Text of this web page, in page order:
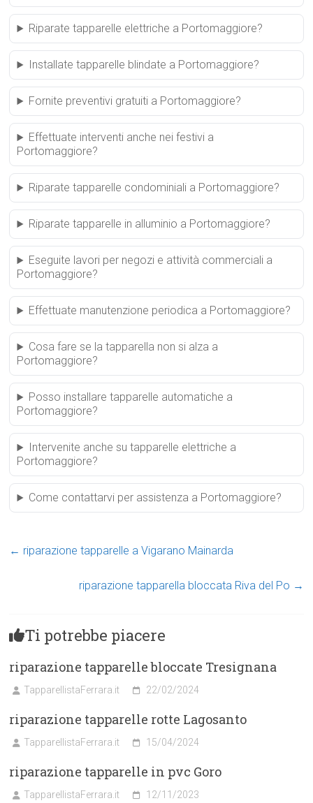
Riparate tapparelle elettriche a Portomaggiore?
Installate tapparelle blindate a Portomaggiore?
Fornite preventivi gratuiti a Portomaggiore?
Effettuate interventi anche nei festivi a
Portomaggiore?
Riparate tapparelle condominiali a Portomaggiore?
Riparate tapparelle in alluminio a Portomaggiore?
Eseguite lavori per negozi e attività commerciali a
Portomaggiore?
Effettuate manutenzione periodica a Portomaggiore?
Cosa fare se la tapparella non si alza a
Portomaggiore?
Posso installare tapparelle automatiche a
Portomaggiore?
Intervenite anche su tapparelle elettriche a
Portomaggiore?
Come contattarvi per assistenza a Portomaggiore?
← riparazione tapparelle a Vigarano Mainarda
riparazione tapparella bloccata Riva del Po →
Ti potrebbe piacere
riparazione tapparelle bloccate Tresignana
TapparellistaFerrara.it 22/02/2024
riparazione tapparelle rotte Lagosanto
TapparellistaFerrara.it 15/04/2024
riparazione tapparelle in pvc Goro
TapparellistaFerrara.it 12/11/2023